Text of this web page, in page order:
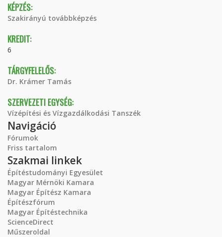
KÉPZÉS:
Szakirányú továbbképzés
KREDIT:
6
TÁRGYFELELŐS:
Dr. Krámer Tamás
SZERVEZETI EGYSÉG:
Vízépítési és Vízgazdálkodási Tanszék
Navigáció
Fórumok
Friss tartalom
Szakmai linkek
Építéstudományi Egyesület
Magyar Mérnöki Kamara
Magyar Építész Kamara
Építészfórum
Magyar Építéstechnika
ScienceDirect
Műszeroldal